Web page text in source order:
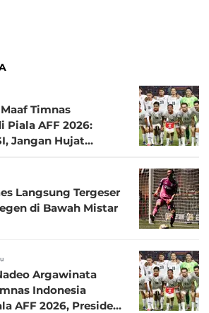
Timnas
Piala AFF 2026:
Jangan Hujat
Langsung Tergeser
di Bawah Mistar
Argawinata
Indonesia
AFF 2026, Presiden